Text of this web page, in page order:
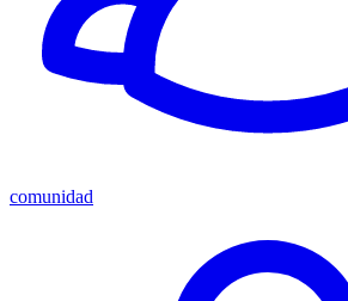
comunidad